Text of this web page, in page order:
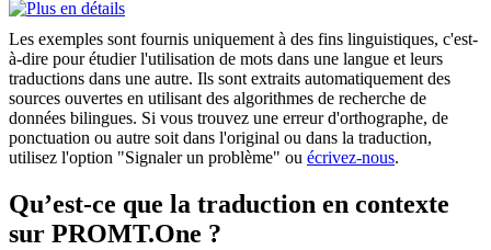
Les exemples sont fournis uniquement à des fins linguistiques, c'est-
à-dire pour étudier l'utilisation de mots dans une langue et leurs
traductions dans une autre. Ils sont extraits automatiquement des
sources ouvertes en utilisant des algorithmes de recherche de
données bilingues. Si vous trouvez une erreur d'orthographe, de
ponctuation ou autre soit dans l'original ou dans la traduction,
utilisez l'option "Signaler un problème" ou écrivez-nous.
Qu’est-ce que la traduction en contexte
sur PROMT.One ?